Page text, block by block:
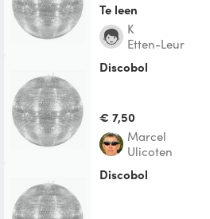
Te leen
K
Etten-Leur
Discobol
€ 7,50
Marcel
Ulicoten
discobol